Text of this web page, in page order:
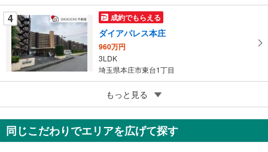
る
4 成約でもらえる
ダイアパレス本庄
960万円
3LDK
埼玉県本庄市東台1丁目
成約でもらえる
キャッスル本庄壱番館509号
899万円
2LDK
もっと見る
同じこだわりでエリアを広げて探す